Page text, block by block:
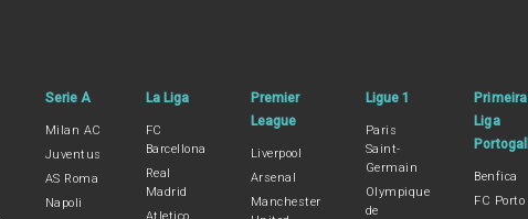
Serie A
Milan AC
Juventus
AS Roma
Napoli
La Liga
FC
Barcellona
Real
Madrid
Premier
League
Liverpool
Arsenal
Manchester
Ligue 1
Paris
Saint-
Germain
Olympique
de
Primeira
Liga
Benfica
FC Porto